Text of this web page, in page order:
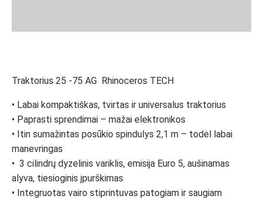
Traktorius 25 -75 AG Rhinoceros TECH
• Labai kompaktiškas, tvirtas ir universalus traktorius
• Paprasti sprendimai – mažai elektronikos
• Itin sumažintas posūkio spindulys 2,1 m – todėl labai
manevringas
• 3 cilindrų dyzelinis variklis, emisija Euro 5, aušinamas
alyva, tiesioginis įpurškimas
• Integruotas vairo stiprintuvas patogiam ir saugiam